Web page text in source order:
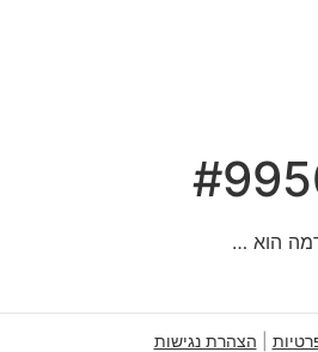
הוא …
הצהרת נגישות